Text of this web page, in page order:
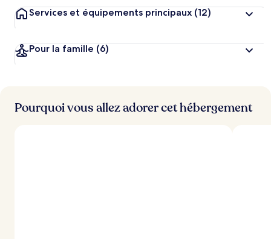
Services et équipements principaux (12)
Pour la famille (6)
Pourquoi vous allez adorer cet hébergement